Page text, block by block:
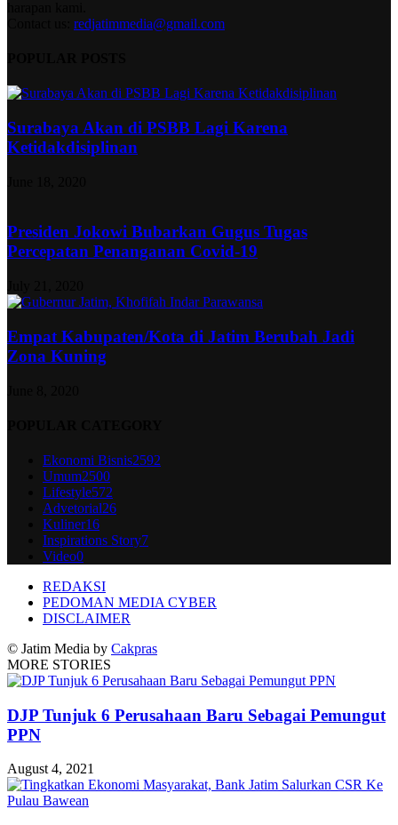
redjatimmedia@gmail.com
Surabaya Akan di PSBB Lagi Karena
Ketidakdisiplinan
Presiden Jokowi Bubarkan Gugus Tugas
Percepatan Penanganan Covid-19
Empat Kabupaten/Kota di Jatim Berubah Jadi
Zona Kuning
Ekonomi Bisnis2592
Umum2500
Lifestyle572
Advetorial26
Kuliner16
Inspirations Story7
Video0
REDAKSI
PEDOMAN MEDIA CYBER
DISCLAIMER
© Jatim Media by Cakpras
MORE STORIES
DJP Tunjuk 6 Perusahaan Baru Sebagai Pemungut
PPN
August 4, 2021